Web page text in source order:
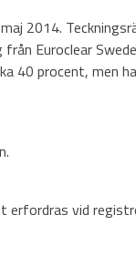
2014.
Euroclear
40 procent, men
vid